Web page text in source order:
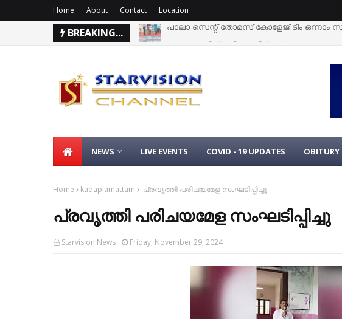
Home About Contact Location
BREAKING... കോട്ടയം ജില്ലയിലെ വിദ്യാഭ്യാസ
NEWS LIVE EVENTS COVID - 19 UPDATES OBITURY
Home kadaplamattam പ്രവൃത്തി പരിചയമേള സംഘടിപ്പിച്ചു
പ്രവൃത്തി പരിചയമേള സംഘടിപ്പിച്ചു
Starvision News Friday, November 29, 2024